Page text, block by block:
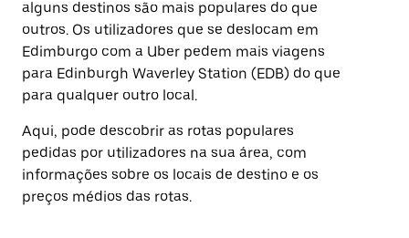
o
botão
Esc
para
fechar
o
calendário.
alguns destinos são mais populares do que
outros. Os utilizadores que se deslocam em
Edimburgo com a Uber pedem mais viagens
para Edinburgh Waverley Station (EDB) do que
para qualquer outro local.
Aqui, pode descobrir as rotas populares
pedidas por utilizadores na sua área, com
informações sobre os locais de destino e os
preços médios das rotas.